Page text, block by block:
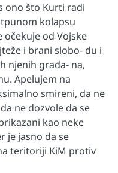
ono što Kurti radi
kolapsu
očekuje od Vojske
i brani slobo- du i
njenih građa- na,
Apelujem na
smireni, da ne
ne dozvole da se
kao neke
je jasno da se
teritoriji KiM protiv